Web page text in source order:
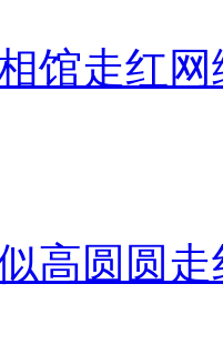
馆走红网
高圆圆走